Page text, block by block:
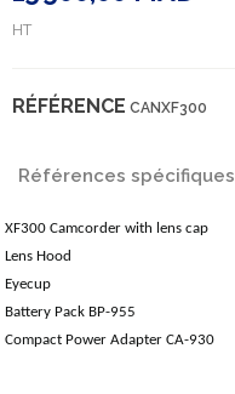
HT
RÉFÉRENCE CANXF300
Références spécifiques
XF300 Camcorder with lens cap
Lens Hood
Eyecup
Battery Pack BP-955
Compact Power Adapter CA-930